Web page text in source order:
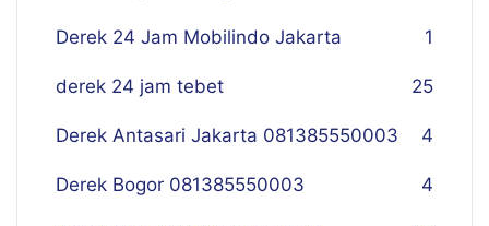
Derek 24 Jam Mobilindo Jakarta 1
derek 24 jam tebet 25
Derek Antasari Jakarta 081385550003 4
Derek Bogor 081385550003 4